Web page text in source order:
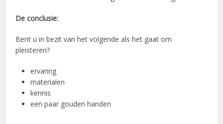
De conclusie:
Bent u in bezit van het volgende als het gaat om
pleisteren?
ervaring
materialen
kennis
een paar gouden handen